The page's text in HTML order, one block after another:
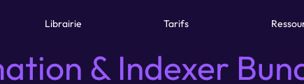
Librairie Tarifs
& Indexer